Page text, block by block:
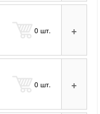
0 шт. +
0 шт. +